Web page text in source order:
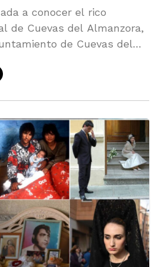
a conocer el rico
de Cuevas del Almanzora,
de Cuevas del